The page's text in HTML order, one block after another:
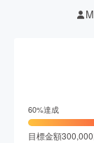
60%達成
目標金額300,000